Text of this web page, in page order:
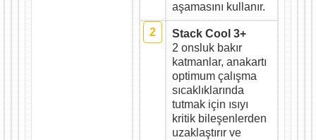
aşamasını kullanır.
2
Stack Cool 3+
2 onsluk bakır
katmanlar, anakartı
optimum çalışma
sıcaklıklarında
tutmak için ısıyı
kritik bileşenlerden
uzaklaştırır ve